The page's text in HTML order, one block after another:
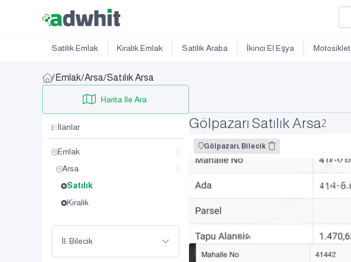
Satılık Emlak Kiralık Emlak Satılık Araba İkinci El Eşya Motosiklet
/Emlak/Arsa/Satılık Arsa
Harita Ile Ara
İlanlar
Emlak
Arsa
Satılık
Kiralık
İl: Bilecik
Gölpazarı Satılık Arsa2
Gölpazarı, Bilecik